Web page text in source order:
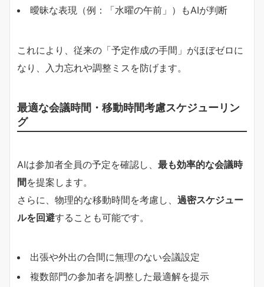
曖昧な表現（例：「水曜の午前」）もAIが判断
これにより、従来の「予定作成の手間」がほぼゼロに
なり、入力忘れや調整ミスを防げます。
最適な会議時間・移動時間考慮スケジューリン
グ
AIは参加者全員の予定を確認し、 最も効率的な会議時
間を提案します。
さらに、物理的な移動時間を考慮し、 過密スケジュー
ルを回避することも可能です。
出張や外出の合間に無理のない会議設定
複数部門の参加者を調整した最適解を提示